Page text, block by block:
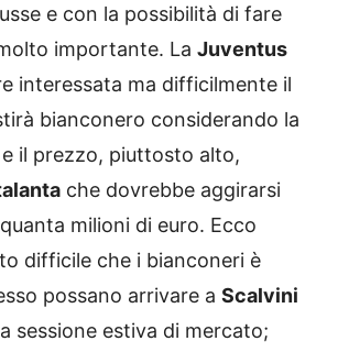
e con la possibilità di fare
importante. La Juventus
interessata ma difficilmente il
bianconero considerando la
il prezzo, piuttosto alto,
che dovrebbe aggirarsi
milioni di euro. Ecco
difficile che i bianconeri è
possano arrivare a Scalvini
sessione estiva di mercato;